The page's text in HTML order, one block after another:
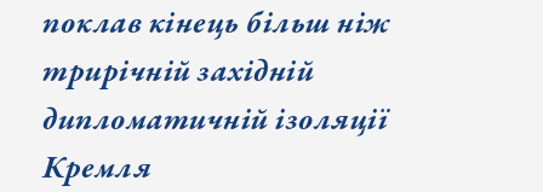
поклав кінець більш ніж
трирічній західній
дипломатичній ізоляції
Кремля